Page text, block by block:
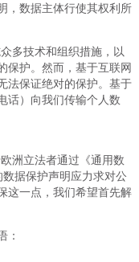
，数据主体行使其权利所
多技术和组织措施，以
保护。然而，基于互联网
法保证绝对的保护。基于
话）向我们传输个人数
洲立法者通过《通用数
据保护声明应力求对公
这一点，我们希望首先解
：